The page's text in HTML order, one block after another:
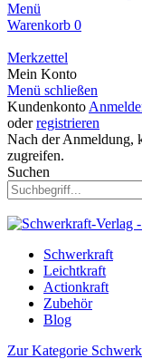
Menü
Warenkorb 0
Merkzettel
Mein Konto
Menü schließen
Kundenkonto
oderregistrieren
Nach der Anmeldung,
zugreifen.
Suchen
Schwerkraft
Leichtkraft
Actionkraft
Zubehör
Blog
Zur Kategorie